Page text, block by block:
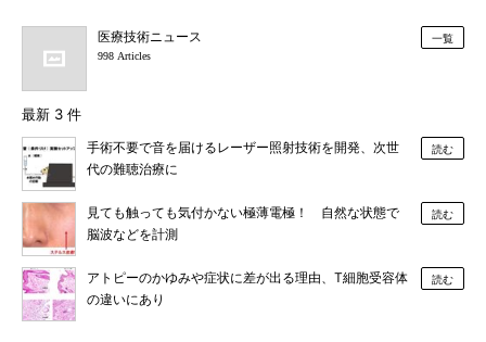
医療技術ニュース
998 Articles
一覧
最新 3 件
手術不要で音を届けるレーザー照射技術を開発、次世
代の難聴治療に
読む
見ても触っても気付かない極薄電極！ 自然な状態で
脳波などを計測
読む
アトピーのかゆみや症状に差が出る理由、T細胞受容体
の違いにあり
読む